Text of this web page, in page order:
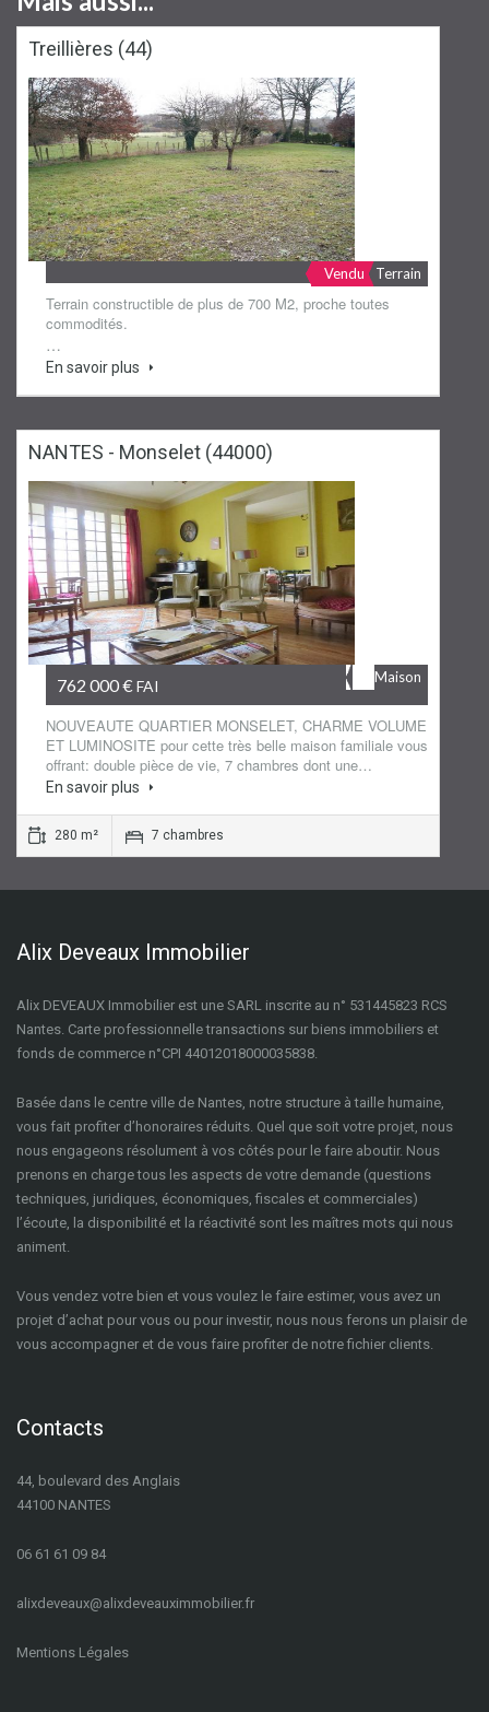
Treillières (44)
Vendu Terrain
Terrain constructible de plus de 700 M2, proche toutes
commodités.
…
En savoir plus
NANTES - Monselet (44000)
Maison
762 000 €FAI
NOUVEAUTE QUARTIER MONSELET, CHARME VOLUME
ET LUMINOSITE pour cette très belle maison familiale vous
offrant: double pièce de vie, 7 chambres dont une…
En savoir plus
280 m² 7 chambres
Alix Deveaux Immobilier
Alix DEVEAUX Immobilier est une SARL inscrite au n° 531445823 RCS
Nantes. Carte professionnelle transactions sur biens immobiliers et
fonds de commerce n°CPI 44012018000035838.
Basée dans le centre ville de Nantes, notre structure à taille humaine,
vous fait profiter d’honoraires réduits. Quel que soit votre projet, nous
nous engageons résolument à vos côtés pour le faire aboutir. Nous
prenons en charge tous les aspects de votre demande (questions
techniques, juridiques, économiques, fiscales et commerciales)
l’écoute, la disponibilité et la réactivité sont les maîtres mots qui nous
animent.
Vous vendez votre bien et vous voulez le faire estimer, vous avez un
projet d’achat pour vous ou pour investir, nous nous ferons un plaisir de
vous accompagner et de vous faire profiter de notre fichier clients.
Contacts
44, boulevard des Anglais
44100 NANTES
06 61 61 09 84
a lixdeveaux@alixdeveauximmobilier.fr
Mentions Légales